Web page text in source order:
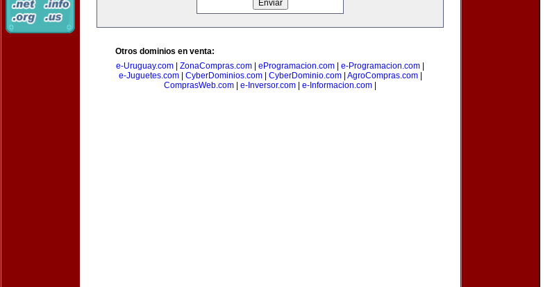
Otros dominios en venta:
e-Uruguay.com
ZonaCompras.com eProgramacion.com e-Programacion.com
e-Juguetes.com| CyberDominios.com| CyberDominio.com| AgroCompras.com|
ComprasWeb.com
e-Inversor.com e-Informacion.com